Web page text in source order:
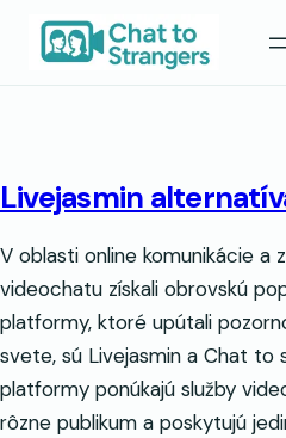
Prejsť
Livejasmin
V oblasti online komunikácie a
videochatu získali obrovskú
platformy, ktoré upútali
svete, sú Livejasmin a Chat to
platformy ponúkajú služby
rôzne publikum a poskytujú